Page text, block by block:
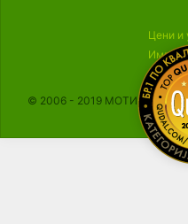
Цени и
© 2006 - 2019 МОТИКА, Сите